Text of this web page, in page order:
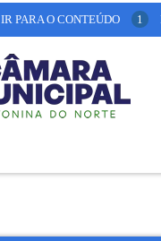
IR PARA O CONTEÚDO 1